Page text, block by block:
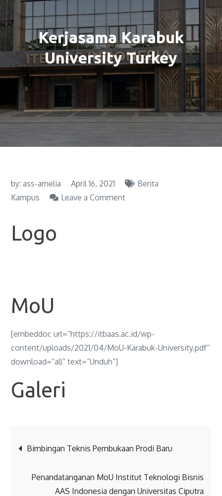
Kerjasama Karabuk
University Turkey
by:ass-amelia April 16, 2021
Berita
Kampus
Leave a Comment
Logo
MoU
[embeddoc url=”https://itbaas.ac.id/wp-
content/uploads/2021/04/MoU-Karabuk-University.pdf”
download=”all” text=”Unduh”]
Galeri
Bimbingan Teknis Pembukaan Prodi Baru
Penandatanganan MoU Institut Teknologi Bisnis
AAS Indonesia dengan Universitas Ciputra